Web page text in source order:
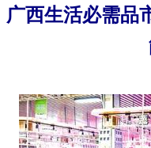
广西生活必需品